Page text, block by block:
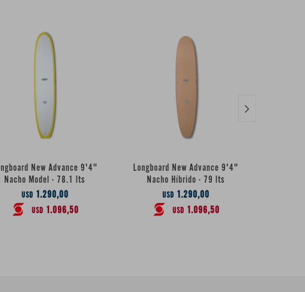
New Advance 9'4"
Nacho Model - 78.1 lts
USD 1.290,00
USD 1.096,50
Longboard New Advance 9'4"
Nacho Híbrido - 79 lts
USD 1.290,00
USD 1.096,50
